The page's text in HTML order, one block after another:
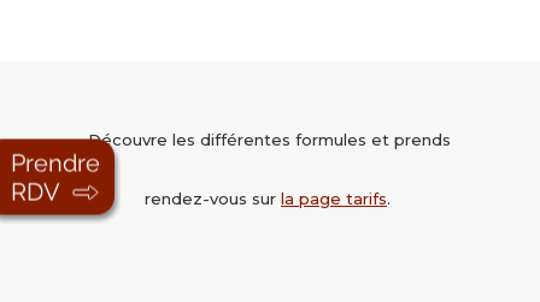
Découvre les différentes formules et prends
rendez-vous sur la page tarifs.